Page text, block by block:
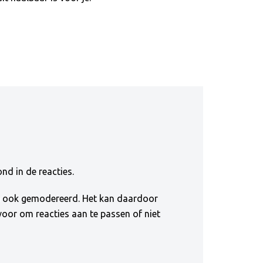
in de reacties.
gemodereerd. Het kan daardoor
om reacties aan te passen of niet